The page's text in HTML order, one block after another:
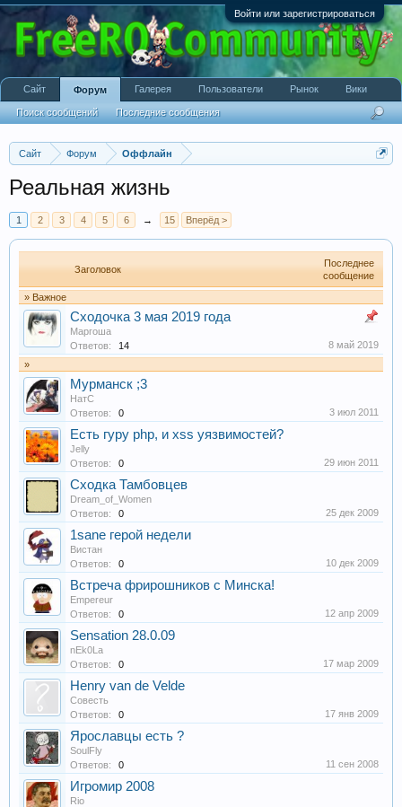
Войти или зарегистрироваться
Сайт Форум Оффлайн
Реальная жизнь
1 2 3 4 5 6 → 15 Вперёд >
Заголовок
Последнее
сообщение
» Важное
Сходочка 3 мая 2019 года
Маргоша
Ответов:
14
8 май 2019
»
Мурманск ;3
НатС
Ответов:
0 3 июл 2011
Есть гуру php, и xss уязвимостей?
Jelly
Ответов:
0 29 июн 2011
Сходка Тамбовцев
Dream_of_Women
Ответов:
0 25 дек 2009
1sane герой недели
Вистан
Ответов:
0 10 дек 2009
Встреча фрирошников с Минска!
Empereur
Ответов:
0 12 апр 2009
Sensation 28.0.09
nEk0La
Ответов:
0 17 мар 2009
Henry van de Velde
Совесть
Ответов:
0 17 янв 2009
Ярославцы есть ?
SoulFly
Ответов:
0 11 сен 2008
Игромир 2008
Rio
Сайт Форум
Поиск сообщений Последние сообщения
Галерея Пользователи Рынок Вики